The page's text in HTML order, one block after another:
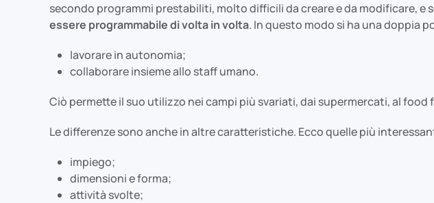
secondo programmi prestabiliti, molto difficili da creare e da modificare, e
essere programmabile di volta in volta. In questo modo si ha una doppia
lavorare in autonomia;
collaborare insieme allo staff umano.
Ciò permette il suo utilizzo nei campi più svariati, dai supermercati, al food
Le differenze sono anche in altre caratteristiche. Ecco quelle più
impiego;
dimensioni e forma;
attività svolte;